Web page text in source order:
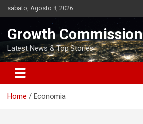
to
sabato, Agosto 8, 2026
Growth Commission
Latest News & Top Stories
Home Economia